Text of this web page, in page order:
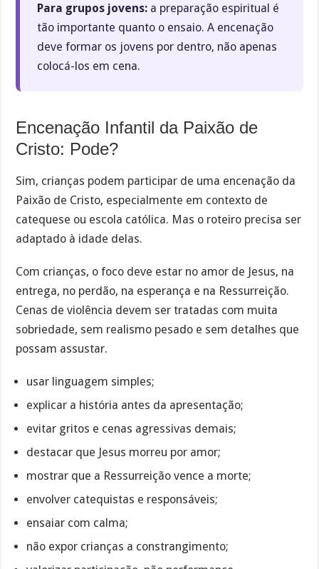
Para grupos jovens: a preparação espiritual é
tão importante quanto o ensaio. A encenação
deve formar os jovens por dentro, não apenas
colocá-los em cena.
Encenação Infantil da Paixão de
Cristo: Pode?
Sim, crianças podem participar de uma encenação da
Paixão de Cristo, especialmente em contexto de
catequese ou escola católica. Mas o roteiro precisa ser
adaptado à idade delas.
Com crianças, o foco deve estar no amor de Jesus, na
entrega, no perdão, na esperança e na Ressurreição.
Cenas de violência devem ser tratadas com muita
sobriedade, sem realismo pesado e sem detalhes que
possam assustar.
usar linguagem simples;
explicar a história antes da apresentação;
evitar gritos e cenas agressivas demais;
destacar que Jesus morreu por amor;
mostrar que a Ressurreição vence a morte;
envolver catequistas e responsáveis;
ensaiar com calma;
não expor crianças a constrangimento;